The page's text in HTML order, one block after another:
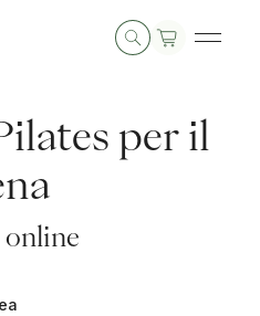
per il